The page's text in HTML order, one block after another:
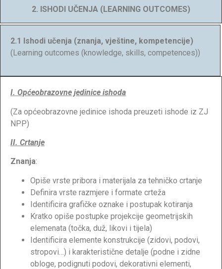
2. ISHODI UČENJA (LEARNING OUTCOMES)
2.1 Ishodi učenja (znanja, vještine, kompetencije)
(Learning outcomes (knowledge, skills, competences))
I. Općeobrazovne jedinice ishoda
(Za općeobrazovne jedinice ishoda preuzeti ishode iz ZJ
NPP)
II. Crtanje
Znanja:
Opiše vrste pribora i materijala za tehničko crtanje
Definira vrste razmjere i formate crteža
Identificira grafičke oznake i postupak kotiranja
Kratko opiše postupke projekcije geometrijskih
elemenata (točka, duž, likovi i tijela)
Identificira elemente konstrukcije (zidovi, podovi,
stropovi…) i karakteristične detalje (podne i zidne
obloge, podignuti podovi, dekorativni elementi,